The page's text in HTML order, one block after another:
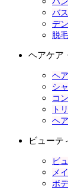
バ
デ
脱
ヘアケア
ヘ
シ
コ
ト
ヘ
ビューテ
ビ
メ
ボ